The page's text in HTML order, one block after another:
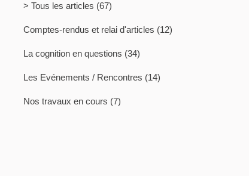
> Tous les articles (67)
Comptes-rendus et relai d'articles (12)
La cognition en questions (34)
Les Evénements / Rencontres (14)
Nos travaux en cours (7)